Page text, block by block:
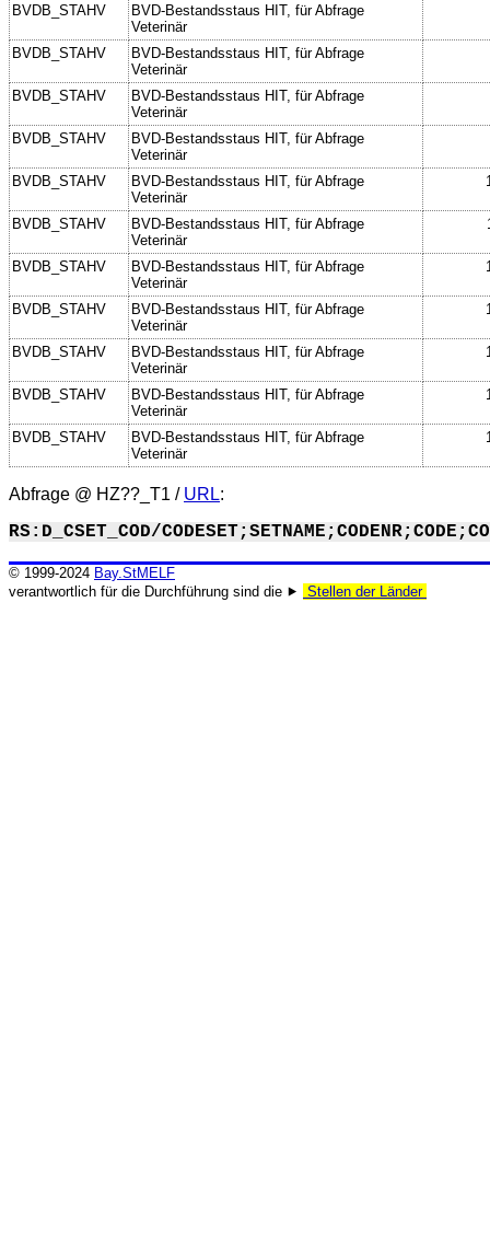
BVDB_STAHV
BVD-Bestandsstaus HIT, für Abfrage
Veterinär
BVDB_STAHV
BVD-Bestandsstaus HIT, für Abfrage
Veterinär
BVDB_STAHV
BVD-Bestandsstaus HIT, für Abfrage
Veterinär
BVDB_STAHV
BVD-Bestandsstaus HIT, für Abfrage
Veterinär
BVDB_STAHV
BVD-Bestandsstaus HIT, für Abfrage
Veterinär
BVDB_STAHV
BVD-Bestandsstaus HIT, für Abfrage
Veterinär
BVDB_STAHV
BVD-Bestandsstaus HIT, für Abfrage
Veterinär
BVDB_STAHV
BVD-Bestandsstaus HIT, für Abfrage
Veterinär
BVDB_STAHV
BVD-Bestandsstaus HIT, für Abfrage
Veterinär
BVDB_STAHV
BVD-Bestandsstaus HIT, für Abfrage
Veterinär
BVDB_STAHV
BVD-Bestandsstaus HIT, für Abfrage
Veterinär
Abfrage @ HZ??_T1 / URL:
RS:D_CSET_COD/
© 1999-2024 Bay.StMELF
verantwortlich für die Durchführung sind die ⯈
Stellen der Länder